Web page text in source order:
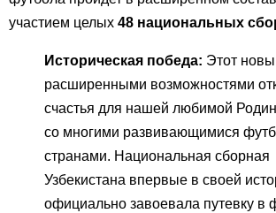
участием целых 48 национальных
Историческая победа: Этот
расширенными возможностями
счастья для нашей любимой
со многими развивающимися
странами. Национальная сборная
Узбекистана впервые в своей
официально завоевала путевку в